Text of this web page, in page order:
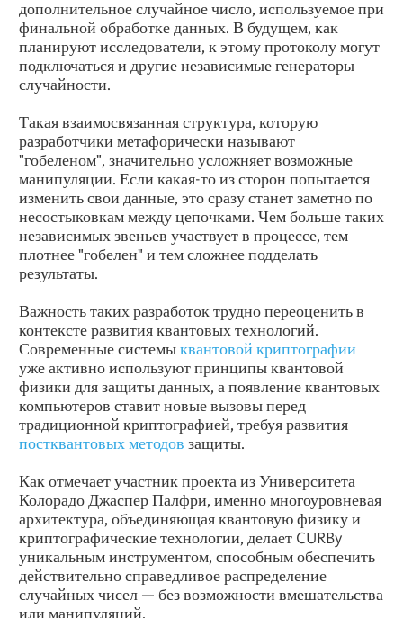
дополнительное случайное число, используемое при
финальной обработке данных. В будущем, как
планируют исследователи, к этому протоколу могут
подключаться и другие независимые генераторы
случайности.
Такая взаимосвязанная структура, которую
разработчики метафорически называют
"гобеленом", значительно усложняет возможные
манипуляции. Если какая-то из сторон попытается
изменить свои данные, это сразу станет заметно по
несостыковкам между цепочками. Чем больше таких
независимых звеньев участвует в процессе, тем
плотнее "гобелен" и тем сложнее подделать
результаты.
Важность таких разработок трудно переоценить в
контексте развития квантовых технологий.
Современные системыквантовой криптографии
уже активно используют принципы квантовой
физики для защиты данных, а появление квантовых
компьютеров ставит новые вызовы перед
традиционной криптографией, требуя развития
постквантовых методов защиты.
Как отмечает участник проекта из Университета
Колорадо Джаспер Палфри, именно многоуровневая
архитектура, объединяющая квантовую физику и
криптографические технологии, делает CURBy
уникальным инструментом, способным обеспечить
действительно справедливое распределение
случайных чисел — без возможности вмешательства
или манипуляций.